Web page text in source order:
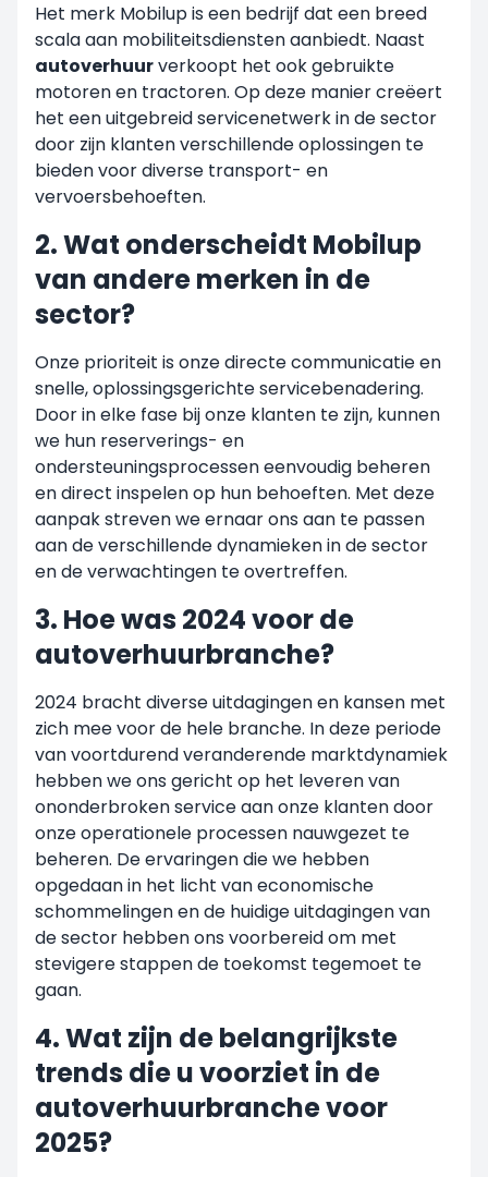
Het merk Mobilup is een bedrijf dat een breed
scala aan mobiliteitsdiensten aanbiedt. Naast
autoverhuurverkoopt het ook gebruikte
motoren en tractoren. Op deze manier creëert
het een uitgebreid servicenetwerk in de sector
door zijn klanten verschillende oplossingen te
bieden voor diverse transport- en
vervoersbehoeften.
2. Wat onderscheidt Mobilup
van andere merken in de
sector?
Onze prioriteit is onze directe communicatie en
snelle, oplossingsgerichte servicebenadering.
Door in elke fase bij onze klanten te zijn, kunnen
we hun reserverings- en
ondersteuningsprocessen eenvoudig beheren
en direct inspelen op hun behoeften. Met deze
aanpak streven we ernaar ons aan te passen
aan de verschillende dynamieken in de sector
en de verwachtingen te overtreffen.
3. Hoe was 2024 voor de
autoverhuurbranche?
2024 bracht diverse uitdagingen en kansen met
zich mee voor de hele branche. In deze periode
van voortdurend veranderende marktdynamiek
hebben we ons gericht op het leveren van
ononderbroken service aan onze klanten door
onze operationele processen nauwgezet te
beheren. De ervaringen die we hebben
opgedaan in het licht van economische
schommelingen en de huidige uitdagingen van
de sector hebben ons voorbereid om met
stevigere stappen de toekomst tegemoet te
gaan.
4. Wat zijn de belangrijkste
trends die u voorziet in de
autoverhuurbranche voor
2025?